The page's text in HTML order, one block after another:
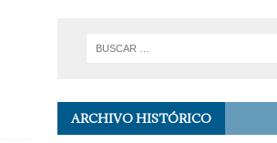
ARCHIVO HISTÓRICO